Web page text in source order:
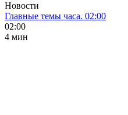
Новости
Главные темы часа. 02:00
02:00
4 мин